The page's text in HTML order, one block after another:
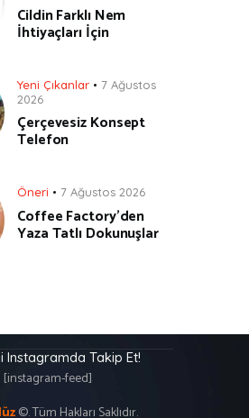
Cildin Farklı Nem
İhtiyaçları İçin
Yeni Çıkanlar
7 Ağustos
2026
Çerçevesiz Konsept
Telefon
Öneri 7 Ağustos 2026
Coffee Factory’den
Yaza Tatlı Dokunuşlar
Instagramda Takip Et!
[instagram-feed]
©. Tüm Hakları Saklıdır.